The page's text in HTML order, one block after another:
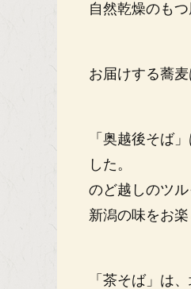
自然乾燥のも
お届けする蕎麦
「奥越後そば
した。
のど越しのツ
新潟の味をお楽
「茶そば」は